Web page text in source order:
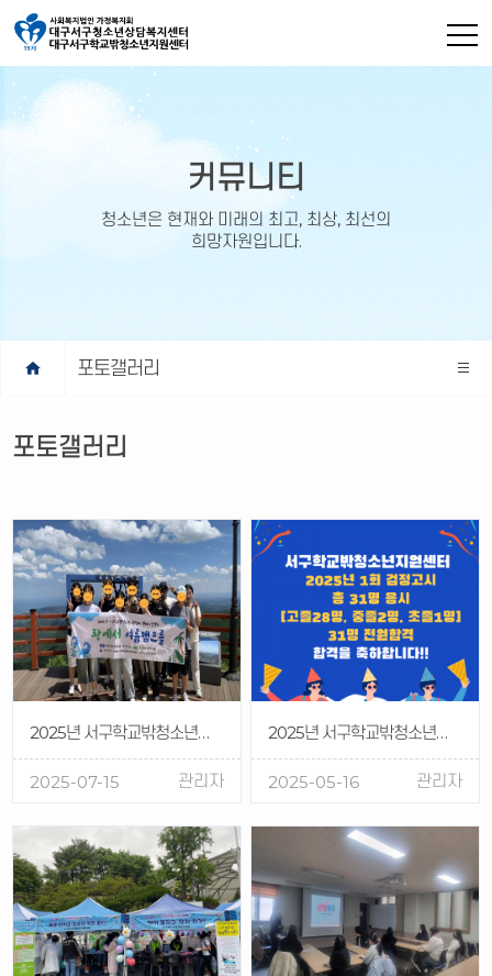
커뮤니티
청소년은 현재와 미래의 최고, 최상, 최선의
희망자원입니다.
home
포토갤러리
포토갤러리
2025년 서구학교밖청소년지원센터 생태체험캠프 '퐝에서 여름캠프를'
2025-07-15 관리자
2025년 서구학교밖청소년지원센터 제1회 검정고시 응시 인원 31명 전원 합격
2025-05-16 관리자